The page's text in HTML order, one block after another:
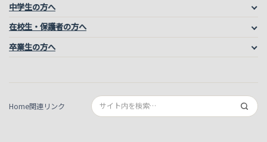
中学生の方へ
在校生・保護者の方へ
卒業生の方へ
Home関連リンク